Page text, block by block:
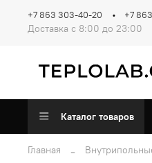
Доставка с 8:00 до 23:00
+7 863 303-40-20 +7
Каталог товаров
Главная